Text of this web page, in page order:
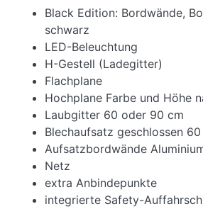
Black Edition: Bordwände,
schwarz
LED-Beleuchtung
H-Gestell (Ladegitter)
Flachplane
Hochplane Farbe und Höhe
Laubgitter 60 oder 90 cm
Blechaufsatz geschlossen
Aufsatzbordwände
Netz
extra Anbindepunkte
integrierte Safety-